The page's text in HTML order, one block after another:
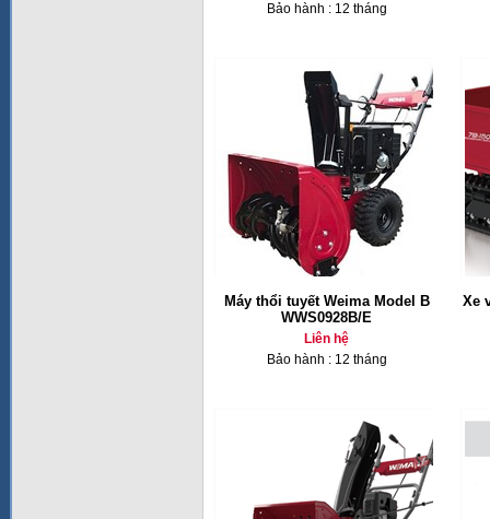
Bảo hành : 12 tháng
Máy thổi tuyết Weima Model B
WWS0928B/E
Liên hệ
Bảo hành : 12 tháng
Xe